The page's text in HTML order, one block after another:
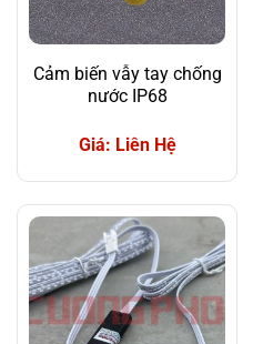
Cảm biến vẫy tay chống
nước IP68
Giá: Liên Hệ